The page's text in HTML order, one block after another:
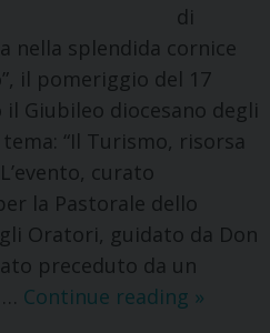
di
nella splendida cornice
il pomeriggio del 17
Giubileo diocesano degli
“Il Turismo, risorsa
curato
la Pastorale dello
Oratori, guidato da Don
preceduto da un
Continue reading »